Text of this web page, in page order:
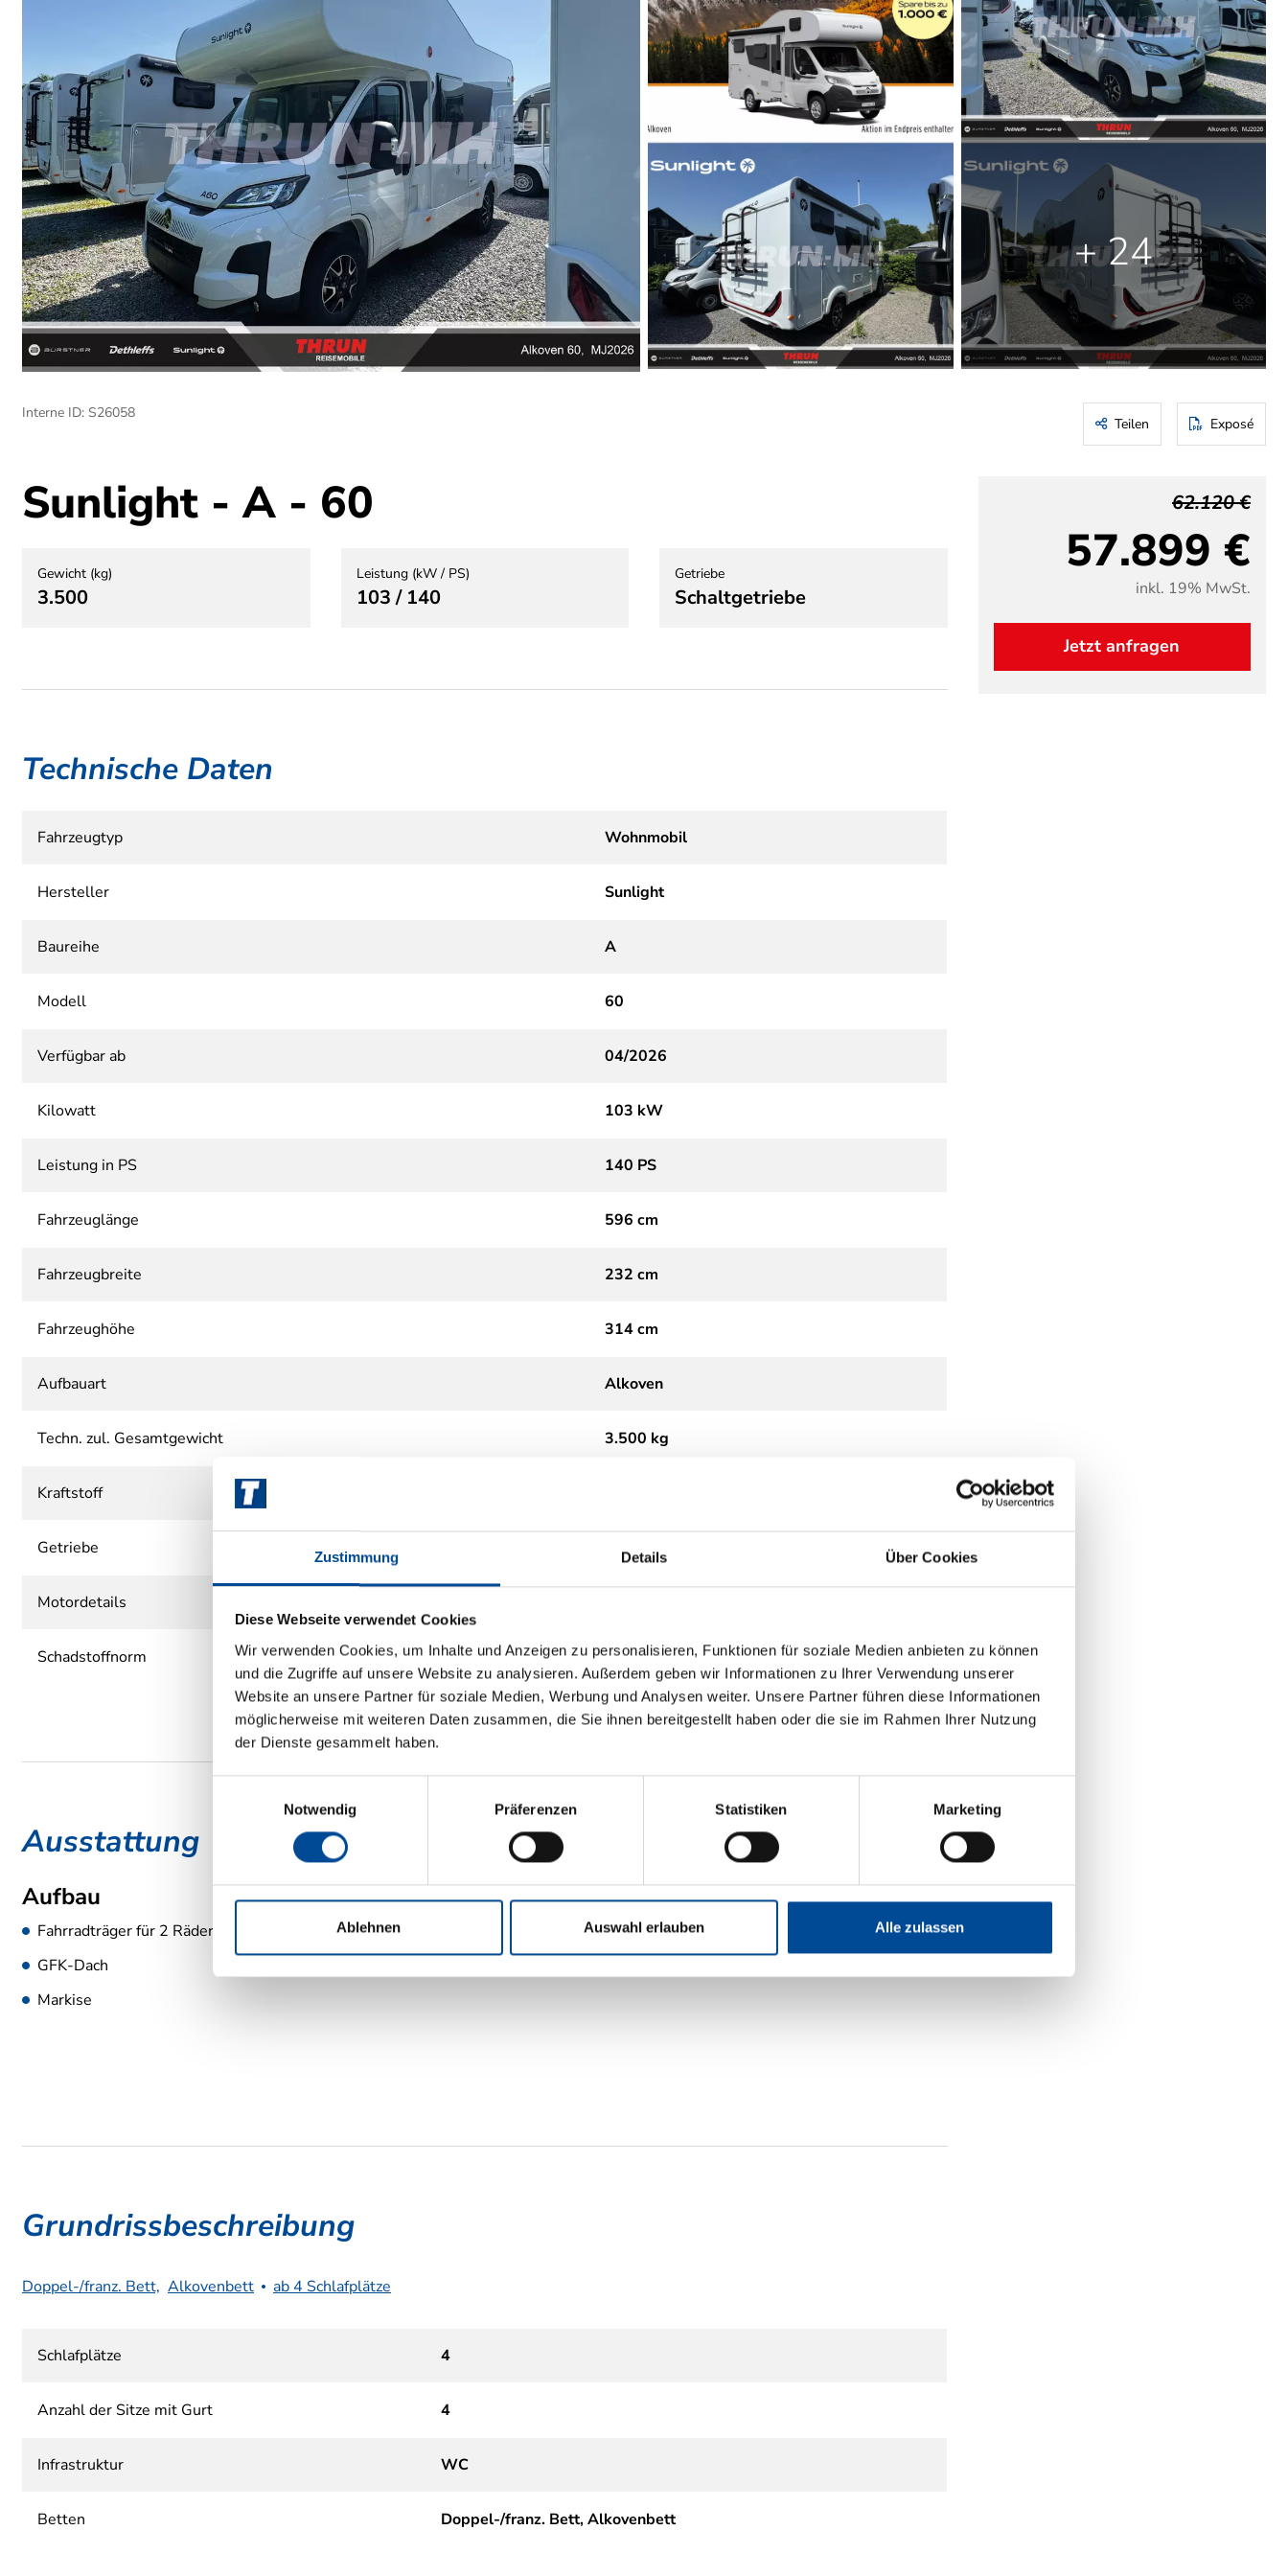
Zustimmung Details Über Cookies
Diese Webseite verwendet Cookies
Wir verwenden Cookies, um Inhalte und Anzeigen zu personalisieren, Funktionen für soziale Medien anbieten zu können
und die Zugriffe auf unsere Website zu analysieren. Außerdem geben wir Informationen zu Ihrer Verwendung unserer
Website an unsere Partner für soziale Medien, Werbung und Analysen weiter. Unsere Partner führen diese Informationen
möglicherweise mit weiteren Daten zusammen, die Sie ihnen bereitgestellt haben oder die sie im Rahmen Ihrer Nutzung
der Dienste gesammelt haben.
Notwendig
Präferenzen Statistiken Marketing
Ablehnen Auswahl erlauben Alle zulassen
+ 24
Interne ID: S26058
Teilen Exposé
57.899 €
62.120 €
inkl. 19% MwSt.
Jetzt anfragen
Sunlight - A - 60
Gewicht (kg)
3.500
Leistung (kW / PS)
103 / 140
Getriebe
Schaltgetriebe
Technische Daten
Fahrzeugtyp Wohnmobil
Hersteller Sunlight
Baureihe A
Modell 60
Verfügbar ab 04/2026
Kilowatt 103 kW
Leistung in PS 140 PS
Fahrzeuglänge 596 cm
Fahrzeugbreite 232 cm
Fahrzeughöhe 314 cm
Aufbauart Alkoven
Techn. zul. Gesamtgewicht 3.500 kg
Kraftstoff
Getriebe Schaltgetriebe
Motordetails
Schadstoffnorm Euro 6
Ausstattung
Aufbau
Fahrradträger für 2 Räder
GFK-Dach
Markise
Grundrissbeschreibung
Doppel-/franz. Bett, Alkovenbett ab 4 Schlafplätze
Schlafplätze 4
Anzahl der Sitze mit Gurt 4
Infrastruktur WC
Betten Doppel-/franz. Bett, Alkovenbett